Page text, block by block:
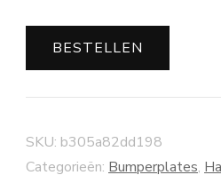
BESTELLEN
SKU: b305a82dd198
Categorieën: Bumperplates,